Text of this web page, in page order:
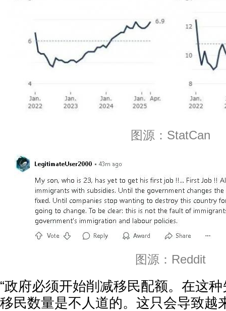
图源：StatCan
图源：Reddit
“政府必须开始削减移民配额。在这
移民数量是不人道的。这只会导致越